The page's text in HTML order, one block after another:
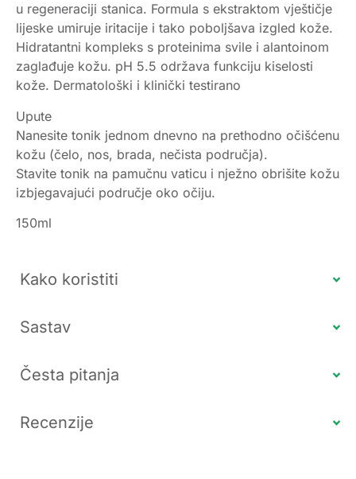
u regeneraciji stanica. Formula s ekstraktom vještičje
lijeske umiruje iritacije i tako poboljšava izgled kože.
Hidratantni kompleks s proteinima svile i alantoinom
zaglađuje kožu. pH 5.5 održava funkciju kiselosti
kože. Dermatološki i klinički testirano
Upute
Nanesite tonik jednom dnevno na prethodno očišćenu
kožu (čelo, nos, brada, nečista područja).
Stavite tonik na pamučnu vaticu i nježno obrišite kožu
izbjegavajući područje oko očiju.
150ml
Kako koristiti
Sastav
Česta pitanja
Recenzije